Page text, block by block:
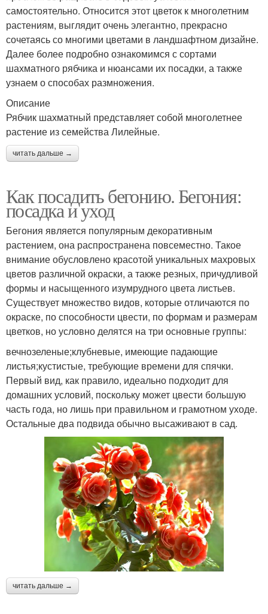
самостоятельно. Относится этот цветок к многолетним
растениям, выглядит очень элегантно, прекрасно
сочетаясь со многими цветами в ландшафтном дизайне.
Далее более подробно ознакомимся с сортами
шахматного рябчика и нюансами их посадки, а также
узнаем о способах размножения.
Описание
Рябчик шахматный представляет собой многолетнее
растение из семейства Лилейные.
читать дальше →
Как посадить бегонию. Бегония:
посадка и уход
Бегония является популярным декоративным
растением, она распространена повсеместно. Такое
внимание обусловлено красотой уникальных махровых
цветов различной окраски, а также резных, причудливой
формы и насыщенного изумрудного цвета листьев.
Существует множество видов, которые отличаются по
окраске, по способности цвести, по формам и размерам
цветков, но условно делятся на три основные группы:
вечнозеленые;клубневые, имеющие падающие
листья;кустистые, требующие времени для спячки.
Первый вид, как правило, идеально подходит для
домашних условий, поскольку может цвести большую
часть года, но лишь при правильном и грамотном уходе.
Остальные два подвида обычно высаживают в сад.
читать дальше →